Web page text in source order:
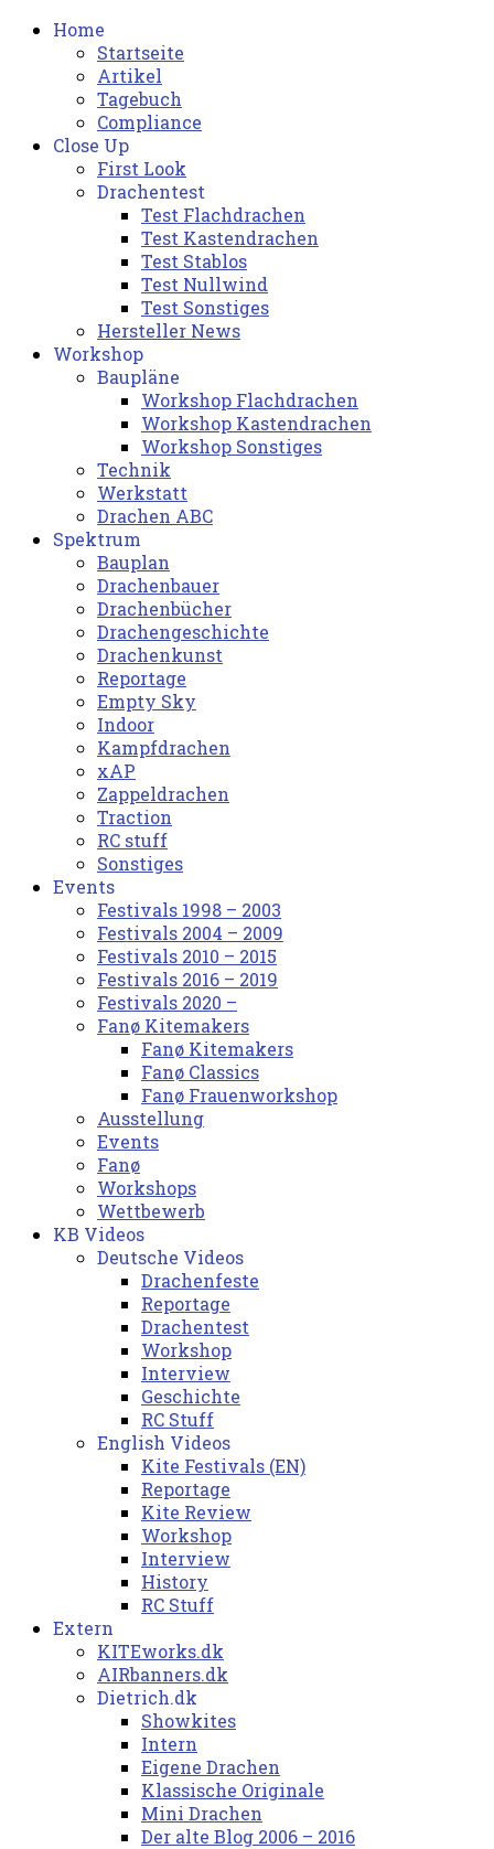
Home
Startseite
Artikel
Tagebuch
Compliance
Close Up
First Look
Drachentest
Test Flachdrachen
Test Kastendrachen
Test Stablos
Test Nullwind
Test Sonstiges
Hersteller News
Workshop
Baupläne
Workshop Flachdrachen
Workshop Kastendrachen
Workshop Sonstiges
Technik
Werkstatt
Drachen ABC
Spektrum
Bauplan
Drachenbauer
Drachenbücher
Drachengeschichte
Drachenkunst
Reportage
Empty Sky
Indoor
Kampfdrachen
xAP
Zappeldrachen
Traction
RC stuff
Sonstiges
Events
Festivals 1998 – 2003
Festivals 2004 – 2009
Festivals 2010 – 2015
Festivals 2016 – 2019
Festivals 2020 –
Fanø Kitemakers
Fanø Kitemakers
Fanø Classics
Fanø Frauenworkshop
Ausstellung
Events
Fanø
Workshops
Wettbewerb
KB Videos
Deutsche Videos
Drachenfeste
Reportage
Drachentest
Workshop
Interview
Geschichte
RC Stuff
English Videos
Kite Festivals (EN)
Reportage
Kite Review
Workshop
Interview
History
RC Stuff
Extern
KITEworks.dk
AIRbanners.dk
Dietrich.dk
Showkites
Intern
Eigene Drachen
Klassische Originale
Mini Drachen
Der alte Blog 2006 – 2016